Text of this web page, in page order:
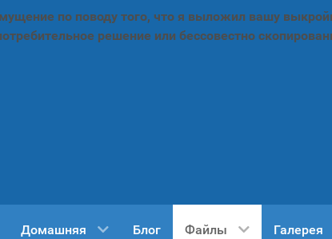
по поводу того, что я выложил вашу
решение или бессовестно
Домашняя Блог Файлы Галерея